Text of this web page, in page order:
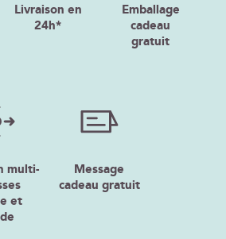
Livraison en
24h*
Emballage
cadeau
gratuit
multi-
et
Message
cadeau gratuit